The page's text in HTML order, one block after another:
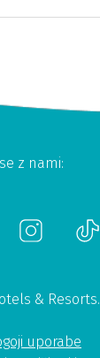
z nami:
& Resorts.
uporabe